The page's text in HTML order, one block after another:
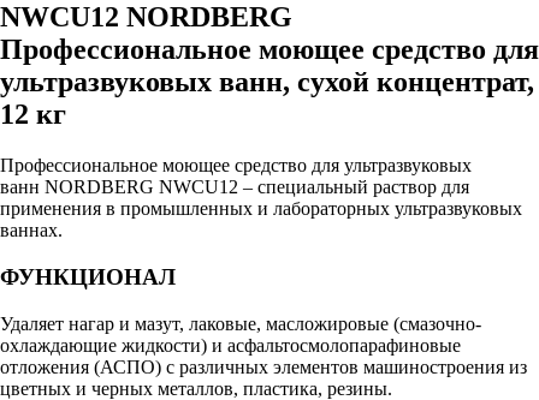
NWCU12 NORDBERG
Профессиональное моющее средство для
ультразвуковых ванн, сухой концентрат,
12 кг
Профессиональное моющее средство для ультразвуковых
ванн NORDBERG NWCU12 – специальный раствор для
применения в промышленных и лабораторных ультразвуковых
ваннах.
ФУНКЦИОНАЛ
Удаляет нагар и мазут, лаковые, масложировые (смазочно-
охлаждающие жидкости) и асфальтосмолопарафиновые
отложения (АСПО) с различных элементов машиностроения из
цветных и черных металлов, пластика, резины.